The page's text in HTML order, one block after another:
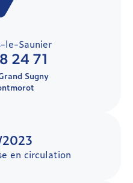
le-Saunier
24 71
Sugny
en circulation